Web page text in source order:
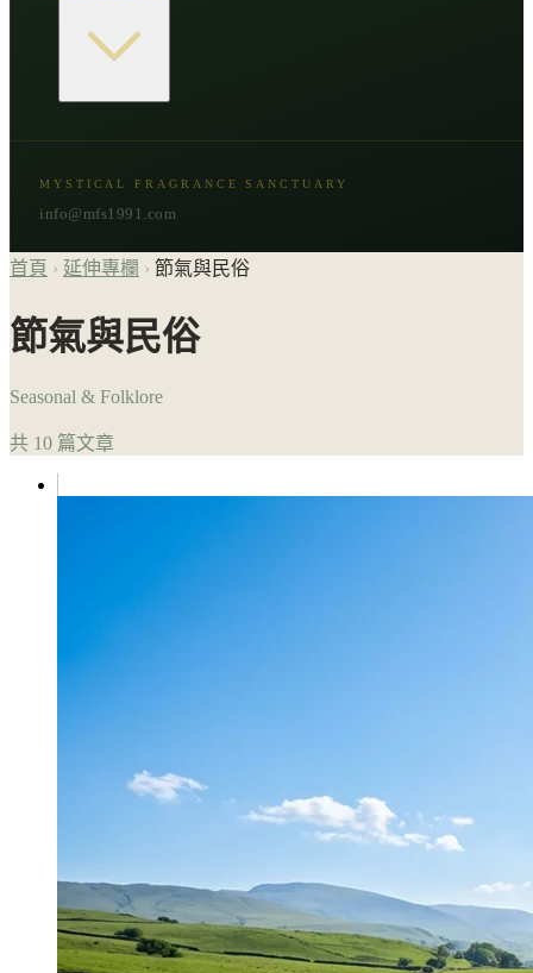
古文明與神話
節氣與民俗
MYSTICAL FRAGRANCE SANCTUARY
info@mfs1991.com
首頁 › 延伸專欄 › 節氣與民俗
節氣與民俗
Seasonal & Folklore
共 10 篇文章